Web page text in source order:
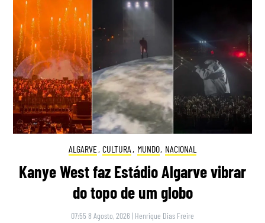
ALGARVE, CULTURA , MUNDO, NACIONAL
Kanye West faz Estádio Algarve vibrar
do topo de um globo
07:55 8 Agosto, 2026 | Henrique Dias Freire